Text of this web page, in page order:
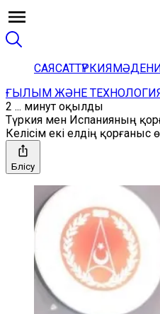
САЯСАТТҮРКИЯ
ҒЫЛЫМ ЖӘНЕ
2 ... минут оқылды
Түркия мен Испанияның
Келісім екі елдің
Бөлісу